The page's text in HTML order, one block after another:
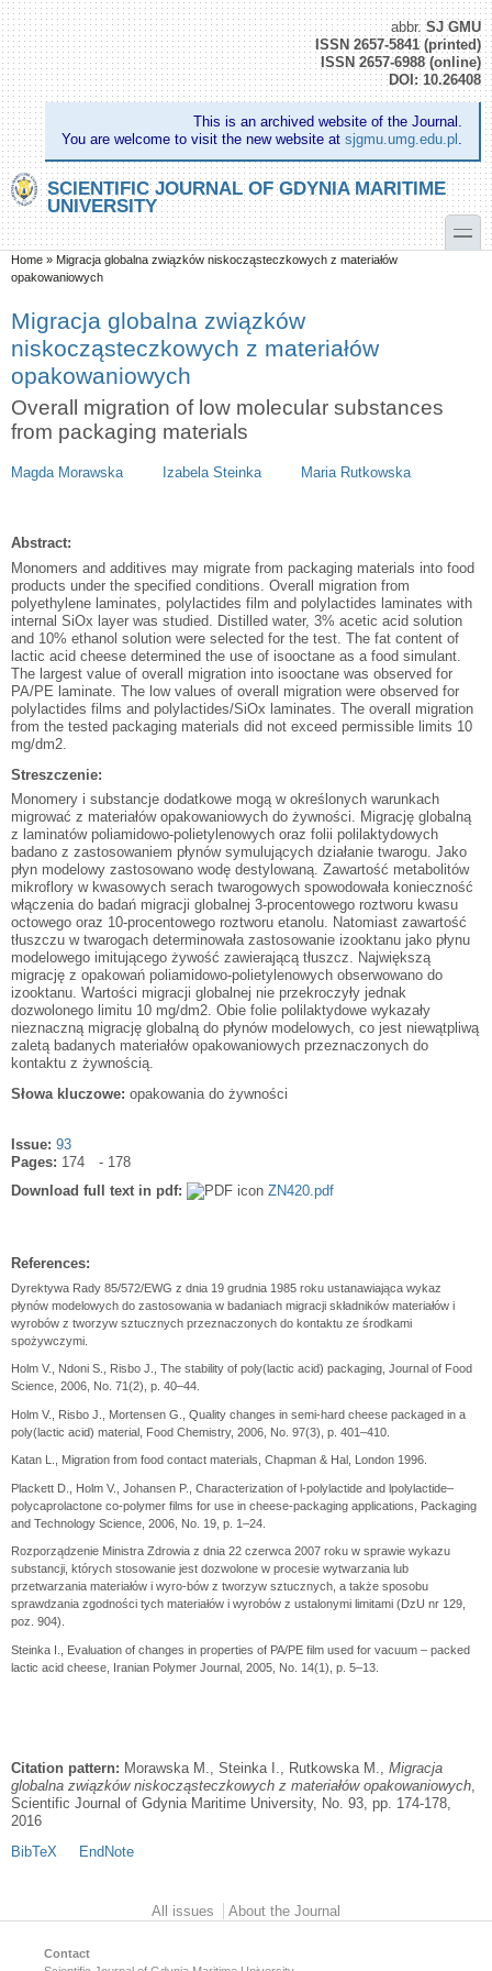
Skip to main content
Skip to search
abbr.SJ GMU
ISSN 2657-5841 (printed)
ISSN 2657-6988 (online)
DOI: 10.26408
This is an archived website of the Journal.
You are welcome to visit the new website at sjgmu.umg.edu.pl
SCIENTIFIC JOURNAL OF GDYNIA MARITIME
UNIVERSITY
toggle
You are here
Home » Migracja globalna związków niskocząsteczkowych z materiałów
opakowaniowych
Migracja globalna związków
niskocząsteczkowych z materiałów
opakowaniowych
Overall migration of low molecular substances
from packaging materials
Magda Morawska Izabela Steinka Maria Rutkowska
Abstract:
Monomers and additives may migrate from packaging materials into food
products under the specified conditions. Overall migration from
polyethylene laminates, polylactides film and polylactides laminates with
internal SiOx layer was studied. Distilled water, 3% acetic acid solution
and 10% ethanol solution were selected for the test. The fat content of
lactic acid cheese determined the use of isooctane as a food simulant.
The largest value of overall migration into isooctane was observed for
PA/PE laminate. The low values of overall migration were observed for
polylactides films and polylactides/SiOx laminates. The overall migration
from the tested packaging materials did not exceed permissible limits 10
mg/dm2.
Streszczenie:
Monomery i substancje dodatkowe mogą w określonych warunkach
migrować z materiałów opakowaniowych do żywności. Migrację globalną
z laminatów poliamidowo-polietylenowych oraz folii polilaktydowych
badano z zastosowaniem płynów symulujących działanie twarogu. Jako
płyn modelowy zastosowano wodę destylowaną. Zawartość metabolitów
mikroflory w kwasowych serach twarogowych spowodowała konieczność
włączenia do badań migracji globalnej 3-procentowego roztworu kwasu
octowego oraz 10-procentowego roztworu etanolu. Natomiast zawartość
tłuszczu w twarogach determinowała zastosowanie izooktanu jako płynu
modelowego imitującego żywość zawierającą tłuszcz. Największą
migrację z opakowań poliamidowo-polietylenowych obserwowano do
izooktanu. Wartości migracji globalnej nie przekroczyły jednak
dozwolonego limitu 10 mg/dm2. Obie folie polilaktydowe wykazały
nieznaczną migrację globalną do płynów modelowych, co jest niewątpliwą
zaletą badanych materiałów opakowaniowych przeznaczonych do
kontaktu z żywnością.
Słowa kluczowe: opakowania do żywności
Issue: 93
Pages: 174
178
Download full text in pdf:
ZN420.pdf
References:
Dyrektywa Rady 85/572/EWG z dnia 19 grudnia 1985 roku ustanawiająca wykaz
płynów modelowych do zastosowania w badaniach migracji składników materiałów i
wyrobów z tworzyw sztucznych przeznaczonych do kontaktu ze środkami
spożywczymi.
Holm V., Ndoni S., Risbo J., The stability of poly(lactic acid) packaging, Journal of Food
Science, 2006, No. 71(2), p. 40–44.
Holm V., Risbo J., Mortensen G., Quality changes in semi-hard cheese packaged in a
poly(lactic acid) material, Food Chemistry, 2006, No. 97(3), p. 401–410.
Katan L., Migration from food contact materials, Chapman & Hal, London 1996.
Plackett D., Holm V., Johansen P., Characterization of l-polylactide and lpolylactide–
polycaprolactone co-polymer films for use in cheese-packaging applications, Packaging
and Technology Science, 2006, No. 19, p. 1–24.
Rozporządzenie Ministra Zdrowia z dnia 22 czerwca 2007 roku w sprawie wykazu
substancji, których stosowanie jest dozwolone w procesie wytwarzania lub
przetwarzania materiałów i wyro-bów z tworzyw sztucznych, a także sposobu
sprawdzania zgodności tych materiałów i wyrobów z ustalonymi limitami (DzU nr 129,
poz. 904).
Steinka I., Evaluation of changes in properties of PA/PE film used for vacuum – packed
lactic acid cheese, Iranian Polymer Journal, 2005, No. 14(1), p. 5–13.
Citation pattern: Morawska M., Steinka I., Rutkowska M., Migracja
globalna związków niskocząsteczkowych z materiałów opakowaniowych
Scientific Journal of Gdynia Maritime University, No. 93, pp. 174-178,
2016
BibTeX
EndNote
All issues About the Journal
Contact